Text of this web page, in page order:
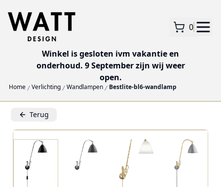
0
Winkel is gesloten ivm vakantie en
onderhoud. 9 September zijn wij weer
open.
Home Verlichting Wandlampen Bestlite-bl6-wandlamp
Terug